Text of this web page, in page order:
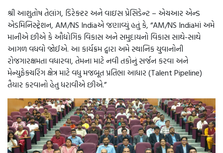
શ્રી આશુતોષ તેલાંગ, ડિરેક્ટર અને વાઇસ પ્રેસિડેન્ટ – એચઆર એન્ડ
એડમિનિસ્ટ્રેશન, AM/NS Indiaએ જણાવ્યું હતું કે, “AM/NS Indiaમાં અમે
માનીએ છીએ કે ઔદ્યોગિક વિકાસ અને સમુદાયનો વિકાસ સાથે-સાથે
આગળ વધવો જોઈએ. આ કાર્યક્રમ દ્વારા અમે સ્થાનિક યુવાનોની
રોજગારક્ષમતા વધારવા, તેમના માટે નવી તકોનું સર્જન કરવા અને
મેન્યુફેક્ચરિંગ ક્ષેત્ર માટે વધુ મજબૂત પ્રતિભા આધાર (Talent Pipeline)
તૈયાર કરવાનો હેતુ ધરાવીએ છીએ.”